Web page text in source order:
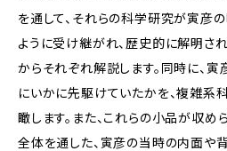
を通して、それらの科学研究が寅彦
ように受け継がれ、歴史的に解明さ
からそれぞれ解説します。同時に、
にいかに先駆けていたかを、複雑系
瞰します。また、これらの小品が収め
全体を通した、寅彦の当時の内面や